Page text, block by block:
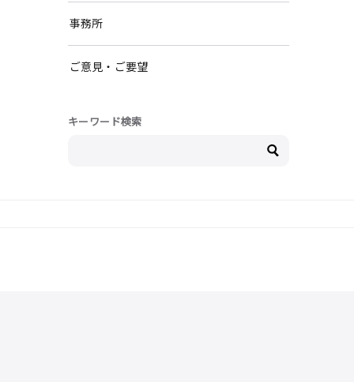
事務所
ご意見・ご要望
キーワード検索